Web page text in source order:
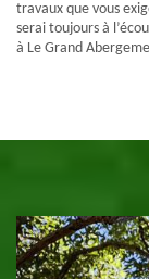
travaux que vous
serai toujours à
à Le Grand